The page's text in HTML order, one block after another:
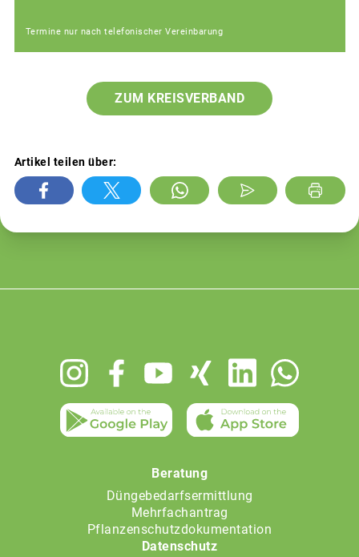
Termine nur nach telefonischer Vereinbarung
ZUM KREISVERBAND
Artikel teilen über:
Beratung
Düngebedarfsermittlung
Mehrfachantrag
Pflanzenschutzdokumentation
Datenschutz